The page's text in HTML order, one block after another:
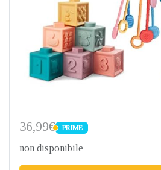
36,99€ PRIME
PRIME
non disponibile